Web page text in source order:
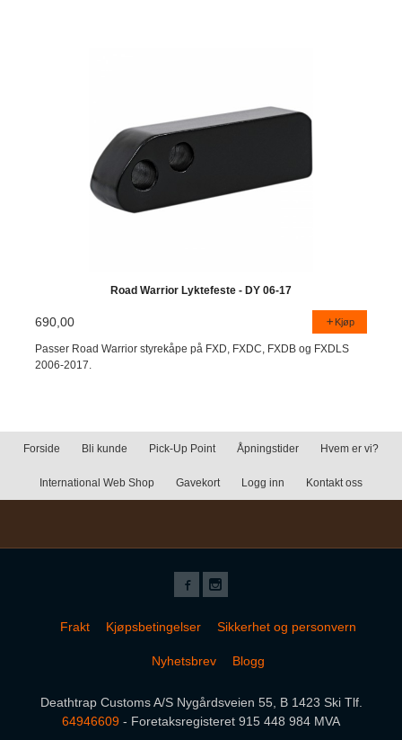
Road Warrior Lyktefeste - DY 06-17
690,00 Kjøp
Passer Road Warrior styrekåpe på FXD, FXDC, FXDB og FXDLS
2006-2017.
Forside Bli kunde Pick-Up Point Åpningstider Hvem er vi?
International Web Shop Gavekort Logg inn Kontakt oss
Frakt Kjøpsbetingelser Sikkerhet og personvern
Nyhetsbrev Blogg
Deathtrap Customs A/S Nygårdsveien 55, B 1423 Ski Tlf.
64946609 - Foretaksregisteret 915 448 984 MVA